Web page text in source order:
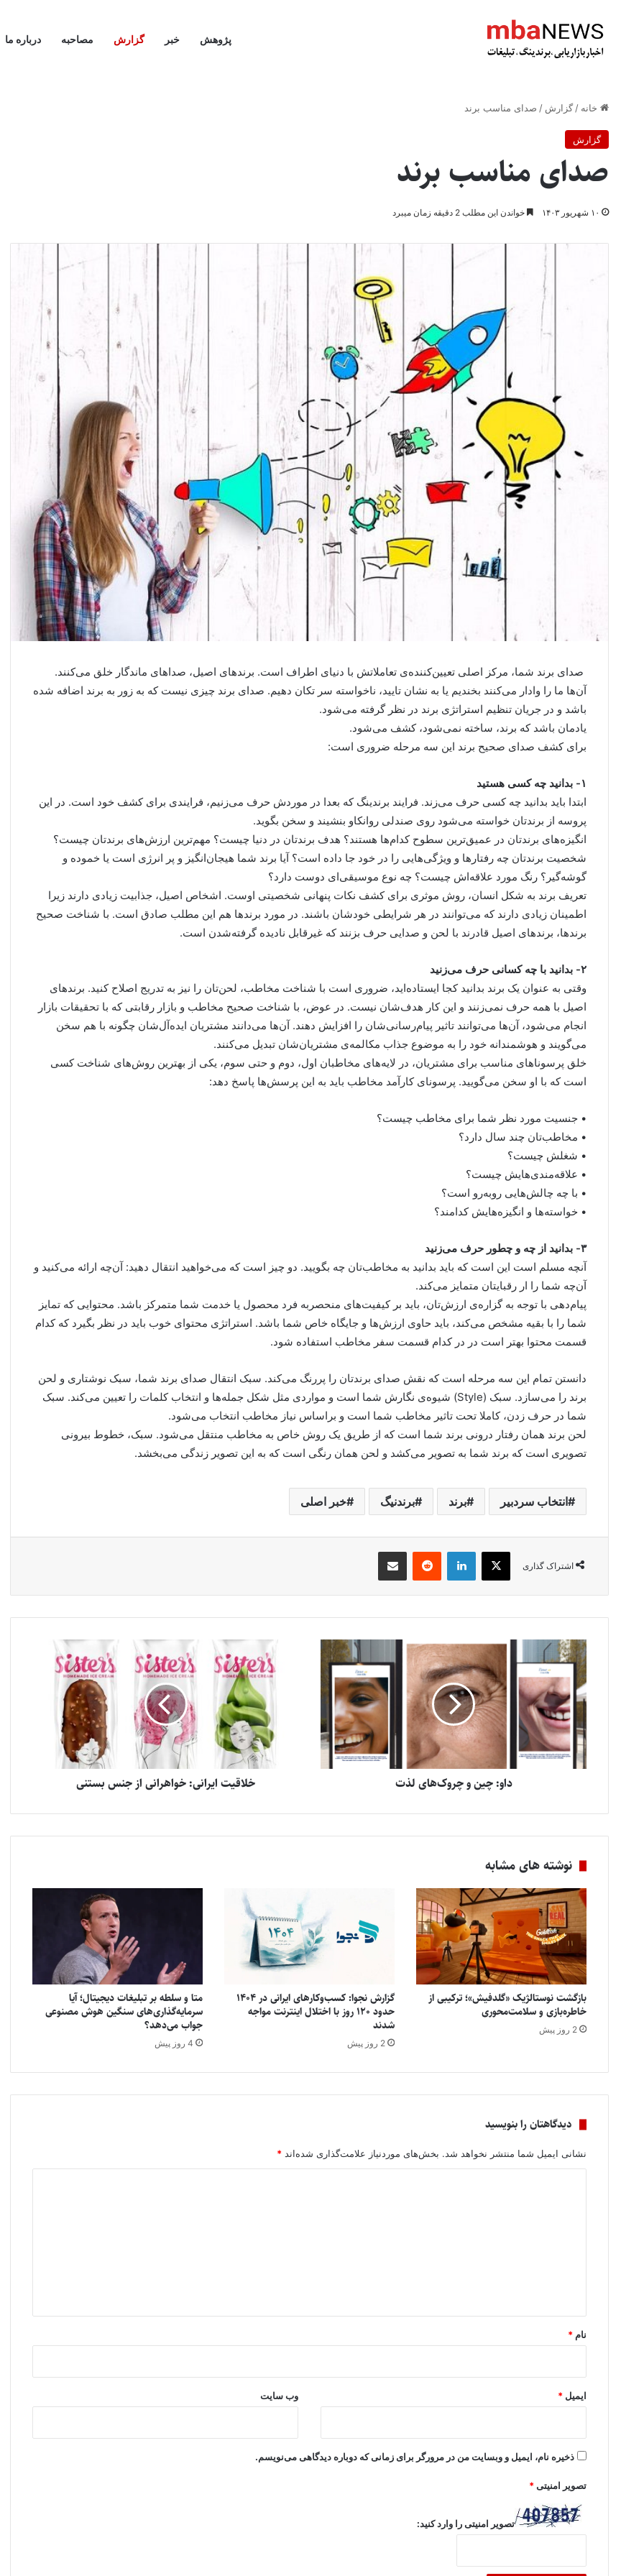
پژوهش خبر گزارش مصاحبه درباره ما
خانه / گزارش / صدای مناسب برند
گزارش
صدای مناسب برند
۱۰ شهریور ۱۴۰۳ خواندن این مطلب 2 دقیقه زمان میبرد
صدای برند شما، مرکز اصلی تعیین‌کننده‌ی تعاملاتش با دنیای اطراف است. برندهای اصیل، صداهای ماندگار خلق می‌کنند.
آن‌ها ما را وادار می‌کنند بخندیم یا به نشان تایید، ناخواسته سر تکان دهیم. صدای برند چیزی نیست که به زور به برند اضافه شده
باشد و در جریان تنظیم استراتژی برند در نظر گرفته می‌شود.
یادمان باشد که برند، ساخته نمی‌شود، کشف می‌شود.
برای کشف صدای صحیح برند این سه مرحله ضروری است:
۱- بدانید چه کسی هستید
ابتدا باید بدانید چه کسی حرف می‌زند. فرایند برندینگ که بعدا در موردش حرف می‌زنیم، فرایندی برای کشف خود است. در این
پروسه از برندتان خواسته می‌شود روی صندلی روانکاو بنشیند و سخن بگوید.
انگیزه‌های برندتان در عمیق‌ترین سطوح کدام‌ها هستند؟ هدف برندتان در دنیا چیست؟ مهم‌ترین ارزش‌های برندتان چیست؟
شخصیت برندتان چه رفتارها و ویژگی‌هایی را در خود جا داده است؟ آیا برند شما هیجان‌انگیز و پر انرژی است یا خموده و
گوشه‌گیر؟ رنگ مورد علاقه‌اش چیست؟ چه نوع موسیقی‌ای دوست دارد؟
تعریف برند به شکل انسان، روش موثری برای کشف نکات پنهانی شخصیتی اوست. اشخاص اصیل، جذابیت زیادی دارند زیرا
اطمینان زیادی دارند که می‌توانند در هر شرایطی خودشان باشند. در مورد برندها هم این مطلب صادق است. با شناخت صحیح
برندها، برندهای اصیل قادرند با لحن و صدایی حرف بزنند که غیرقابل نادیده گرفته‌شدن است.
۲- بدانید با چه کسانی حرف می‌زنید
وقتی به عنوان یک برند بدانید کجا ایستاده‌اید، ضروری است با شناخت مخاطب، لحن‌تان را نیز به تدریج اصلاح کنید. برندهای
اصیل با همه حرف نمی‌زنند و این کار هدف‌شان نیست. در عوض، با شناخت صحیح مخاطب و بازار رقابتی که با تحقیقات بازار
انجام می‌شود، آن‌ها می‌توانند تاثیر پیام‌رسانی‌شان را افزایش دهند. آن‌ها می‌دانند مشتریان ایده‌آل‌شان چگونه با هم سخن
می‌گویند و هوشمندانه خود را به موضوع جذاب مکالمه‌ی مشتریان‌شان تبدیل می‌کنند.
خلق پرسوناهای مناسب برای مشتریان، در لایه‌های مخاطبان اول، دوم و حتی سوم، یکی از بهترین روش‌های شناخت کسی
است که با او سخن می‌گویید. پرسونای کارآمد مخاطب باید به این پرسش‌ها پاسخ دهد:
• جنسیت مورد نظر شما برای مخاطب چیست؟
• مخاطب‌تان چند سال دارد؟
• شغلش چیست؟
• علاقه‌مندی‌هایش چیست؟
• با چه چالش‌هایی روبه‌رو است؟
• خواسته‌ها و انگیزه‌هایش کدامند؟
۳- بدانید از چه و چطور حرف می‌زنید
آنچه مسلم است این است که باید بدانید به مخاطب‌تان چه بگویید. دو چیز است که می‌خواهید انتقال دهید: آن‌چه ارائه می‌کنید و
آن‌چه شما را ار رقبایتان متمایز می‌کند.
پیام‌دهی با توجه به گزاره‌ی ارزش‌تان، باید بر کیفیت‌های منحصربه ‌فرد محصول یا خدمت شما متمرکز باشد. محتوایی که تمایز
شما را با بقیه مشخص می‌کند، باید حاوی ارزش‌ها و جایگاه خاص شما باشد. استراتژی محتوای خوب باید در نظر بگیرد که کدام
قسمت محتوا بهتر است در در کدام قسمت سفر مخاطب استفاده شود.
دانستن تمام این سه مرحله است که نقش صدای برندتان را پررنگ می‌کند. سبک انتقال صدای برند شما، سبک نوشتاری و لحن
برند را می‌سازد. سبک (Style) شیوه‌ی نگارش شما است و مواردی مثل شکل جمله‌ها و انتخاب کلمات را تعیین می‌کند. سبک
شما در حرف زدن، کاملا تحت تاثیر مخاطب شما است و براساس نیاز مخاطب انتخاب می‌شود.
لحن برند همان رفتار درونی برند شما است که از طریق یک روش خاص به مخاطب منتقل می‌شود. سبک، خطوط بیرونی
تصویری است که برند شما به تصویر می‌کشد و لحن همان رنگی است که به این تصویر زندگی می‌بخشد.
انتخاب سردبیر برند برندنیگ خبر اصلی
اشتراک گذاری
X لینکدین ‫رددیت اشتراک گذاری از طریق ایمیل
داو: چین و چروک‌های لذت خلاقیت ایرانی: خواهرانی از جنس بستنی
نوشته های مشابه
بازگشت نوستالژیک «گلدفیش»؛ ترکیبی از
خاطره‌بازی و سلامت‌محوری
2 روز پیش
گزارش نجوا: کسب‌وکارهای ایرانی در ۱۴۰۴
حدود ۱۲۰ روز با اختلال اینترنت مواجه
شدند
2 روز پیش
متا و سلطه بر تبلیغات دیجیتال؛ آیا
سرمایه‌گذاری‌های سنگین هوش مصنوعی
جواب می‌دهد؟
4 روز پیش
دیدگاهتان را بنویسید
نشانی ایمیل شما منتشر نخواهد شد. بخش‌های موردنیاز علامت‌گذاری شده‌اند *
نام *
ایمیل * وب‌ سایت
ذخیره نام، ایمیل و وبسایت من در مرورگر برای زمانی که دوباره دیدگاهی می‌نویسم.
تصویر امنیتی*
تصویر امنیتی را وارد کنید: